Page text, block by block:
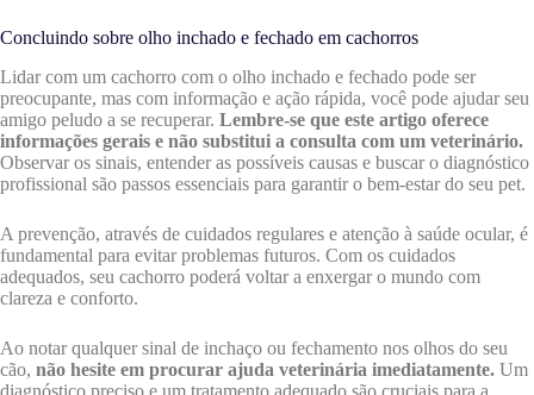
Concluindo sobre olho inchado e fechado em cachorros
Lidar com um cachorro com o olho inchado e fechado pode ser
preocupante, mas com informação e ação rápida, você pode ajudar seu
amigo peludo a se recuperar. Lembre-se que este artigo oferece
informações gerais e não substitui a consulta com um veterinário.
Observar os sinais, entender as possíveis causas e buscar o diagnóstico
profissional são passos essenciais para garantir o bem-estar do seu pet.
A prevenção, através de cuidados regulares e atenção à saúde ocular, é
fundamental para evitar problemas futuros. Com os cuidados
adequados, seu cachorro poderá voltar a enxergar o mundo com
clareza e conforto.
Ao notar qualquer sinal de inchaço ou fechamento nos olhos do seu
cão, não hesite em procurar ajuda veterinária imediatamente. Um
diagnóstico preciso e um tratamento adequado são cruciais para a